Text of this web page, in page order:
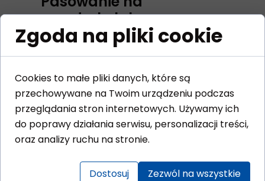
przedszkolaka
Dnia 26.11.2025r. o godz. 15.15 odbędzie
się Uroczystość Pasowania na
Przedszkolaka.
Zgoda na pliki cookie
Cookies to małe pliki danych, które są
przechowywane na Twoim urządzeniu podczas
przeglądania stron internetowych. Używamy ich
do poprawy działania serwisu, personalizacji treści,
oraz analizy ruchu na stronie.
Dostosuj Zezwól na wszystkie